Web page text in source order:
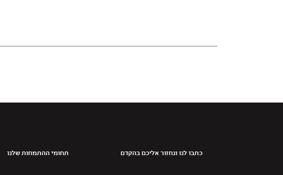
כתבו לנו ונחזור אליכם בהקדם תחומי ההתמחות שלנו